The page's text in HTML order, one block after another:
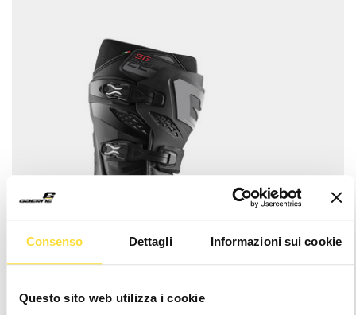
Consenso Dettagli Informazioni sui cookie
Questo sito web utilizza i cookie